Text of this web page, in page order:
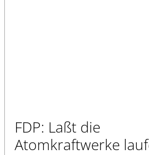
FDP: Laßt die
Atomkraftwerke